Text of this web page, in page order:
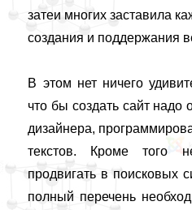
затеи многих заставила
создания и поддержания
В этом нет ничего
что бы создать сайт надо
дизайнера,
текстов. Кроме того
продвигать в поисковых
полный перечень